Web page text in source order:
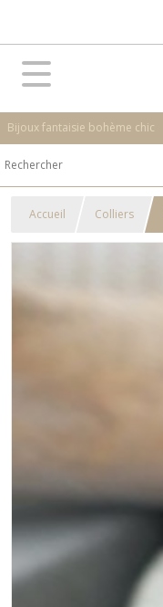
Bijoux fantaisie bohème chic
Accueil Colliers